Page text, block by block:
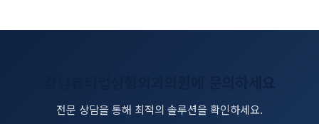
전문 상담을 통해 최적의 솔루션을 확인하세요.